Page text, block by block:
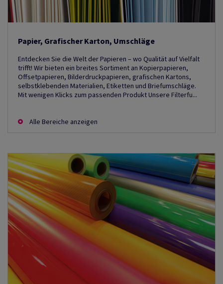
Papier, Grafischer Karton, Umschläge
Entdecken Sie die Welt der Papieren – wo Qualität auf Vielfalt
trifft! Wir bieten ein breites Sortiment an Kopierpapieren,
Offsetpapieren, Bilderdruckpapieren, grafischen Kartons,
selbstklebenden Materialien, Etiketten und Briefumschläge.
Mit wenigen Klicks zum passenden Produkt Unsere Filterfu...
Alle Bereiche anzeigen